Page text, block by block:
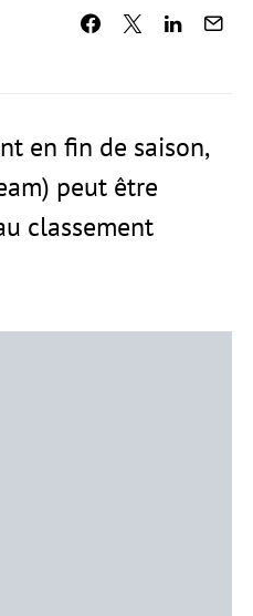
en fin de saison,
peut être
classement